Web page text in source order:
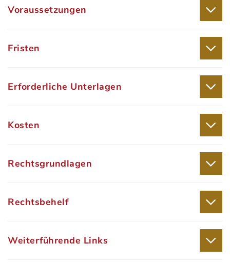
Voraussetzungen
Fristen
Erforderliche Unterlagen
Kosten
Rechtsgrundlagen
Rechtsbehelf
Weiterführende Links